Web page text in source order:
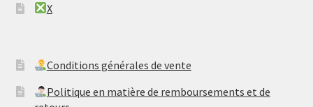
​X
​Conditions générales de vente
​Politique en matière de remboursements et de